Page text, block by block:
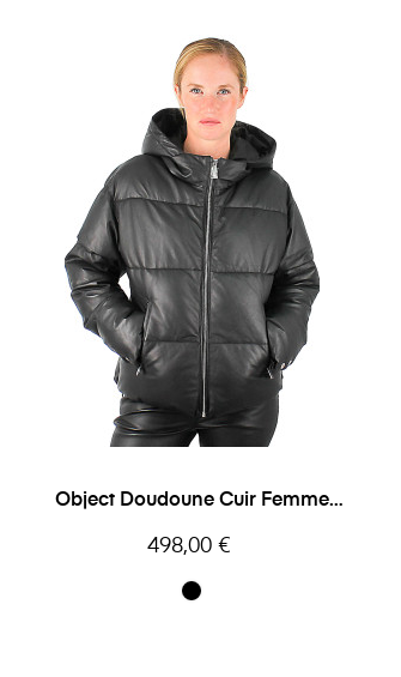
Object Doudoune Cuir Femme
Prix
498,00 €